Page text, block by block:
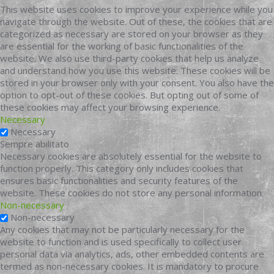
This website uses cookies to improve your experience while you
navigate through the website. Out of these, the cookies that are
categorized as necessary are stored on your browser as they
are essential for the working of basic functionalities of the
website. We also use third-party cookies that help us analyze
and understand how you use this website. These cookies will be
stored in your browser only with your consent. You also have the
option to opt-out of these cookies. But opting out of some of
these cookies may affect your browsing experience.
Necessary
Necessary
Sempre abilitato
Necessary cookies are absolutely essential for the website to
function properly. This category only includes cookies that
ensures basic functionalities and security features of the
website. These cookies do not store any personal information.
Non-necessary
Non-necessary
Any cookies that may not be particularly necessary for the
website to function and is used specifically to collect user
personal data via analytics, ads, other embedded contents are
termed as non-necessary cookies. It is mandatory to procure